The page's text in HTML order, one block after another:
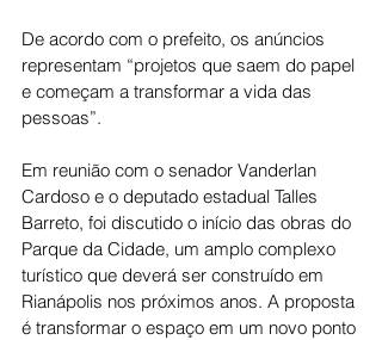
De acordo com o prefeito, os anúncios
representam “projetos que saem do papel
e começam a transformar a vida das
pessoas”.
Em reunião com o senador Vanderlan
Cardoso e o deputado estadual Talles
Barreto, foi discutido o início das obras do
Parque da Cidade, um amplo complexo
turístico que deverá ser construído em
Rianápolis nos próximos anos. A proposta
é transformar o espaço em um novo ponto